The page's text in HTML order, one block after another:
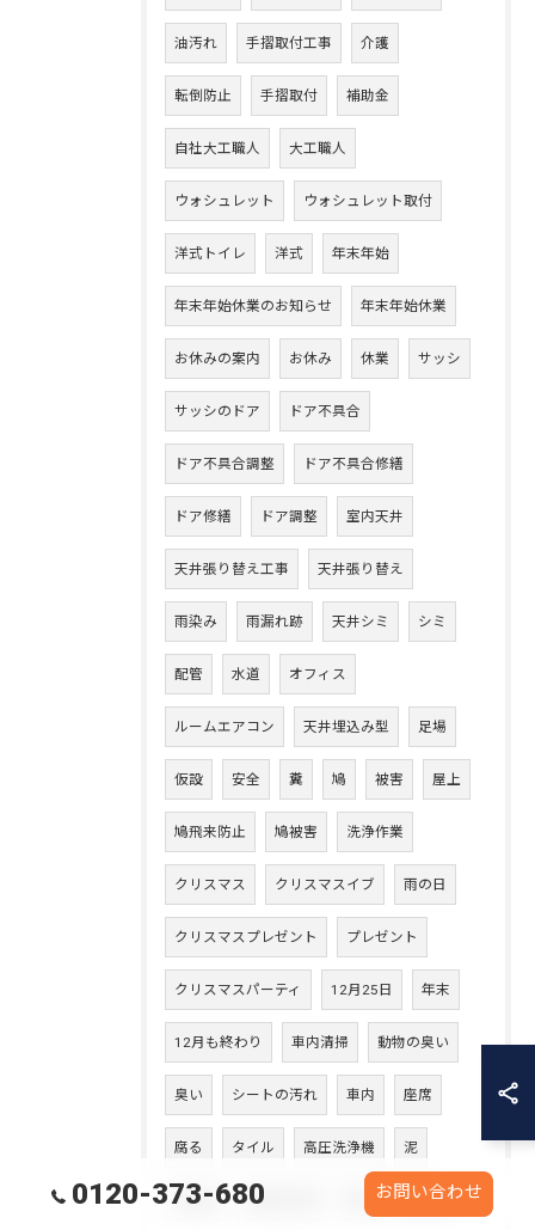
油汚れ 手摺取付工事 介護
転倒防止 手摺取付 補助金
自社大工職人 大工職人
ウォシュレット ウォシュレット取付
洋式トイレ 洋式 年末年始
年末年始休業のお知らせ 年末年始休業
お休みの案内 お休み 休業 サッシ
サッシのドア ドア不具合
ドア不具合調整 ドア不具合修繕
ドア修繕 ドア調整 室内天井
天井張り替え工事 天井張り替え
雨染み 雨漏れ跡 天井シミ シミ
配管 水道 オフィス
ルームエアコン 天井埋込み型 足場
仮設 安全 糞 鳩 被害 屋上
鳩飛来防止 鳩被害 洗浄作業
クリスマス クリスマスイブ 雨の日
クリスマスプレゼント プレゼント
クリスマスパーティ 12月25日 年末
12月も終わり 車内清掃 動物の臭い
臭い シートの汚れ 車内 座席
腐る タイル 高圧洗浄機 泥
太陽光 太陽光洗浄 雨汚れ
0120-373-680 お問い合わせ